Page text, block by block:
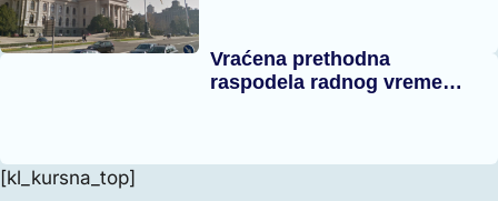
Vraćena prethodna
raspodela radnog vreme…
[kl_kursna_top]